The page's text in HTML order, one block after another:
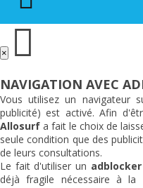
×
NAVIGATION AVEC
Vous utilisez un navigateur
publicité) est activé. Afin
Allosurf a fait le choix de
seule condition que des
de leurs consultations.
Le fait d'utiliser un adblocker
déjà fragile nécessaire à la